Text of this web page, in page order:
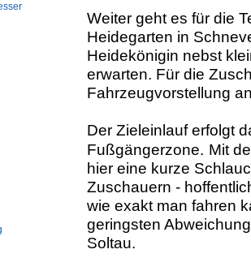
Weiter geht es für die
Heidegarten in
Heidekönigin nebst
erwarten. Für die
Fahrzeugvorstellung
Der Zieleinlauf erfolgt
Fußgängerzone. Mit
hier eine kurze
Zuschauern -
wie exakt man fahren
geringsten
Soltau.